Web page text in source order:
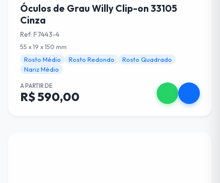
Óculos de Grau Willy Clip-on 33105
Cinza
Ref: F7443-4
55 x 19 x 150 mm
Rosto Médio
Rosto Redondo
Rosto Quadrado
Nariz Médio
A PARTIR DE
R$ 590,00